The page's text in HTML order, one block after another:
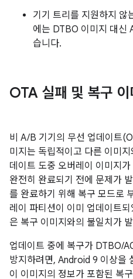
기기 트리를 지원하지 않
에는 DTBO 이미지 대신
습니다.
OTA 실패 및 복구 이
비 A/B 기기의 무선 업데이트
미지는 독립적이고 다른 이미
데이트 도중 오버레이 이미지
완전히 완료되기 전에 문제가
를 완료하기 위해 복구 모드로
레이 파티션이 이미 업데이트
은 복구 이미지와의 불일치가
업데이트 중에 복구가 DTBO/
방지하려면, Android 9 이상을
이 이미지의 정보가 포함된 복